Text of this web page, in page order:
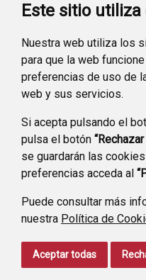
Este sitio
Nuestra web utiliza los
para que la web
preferencias de uso de
web y sus servicios.
Si acepta pulsando el
pulsa el botón
se guardarán las
preferencias acceda al
Puede consultar más
nuestra Política de
Aceptar todas
PERFIL DEL
CONTRATANTE